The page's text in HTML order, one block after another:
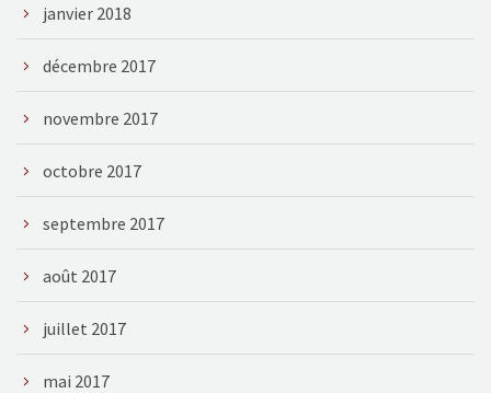
janvier 2018
décembre 2017
novembre 2017
octobre 2017
septembre 2017
août 2017
juillet 2017
mai 2017